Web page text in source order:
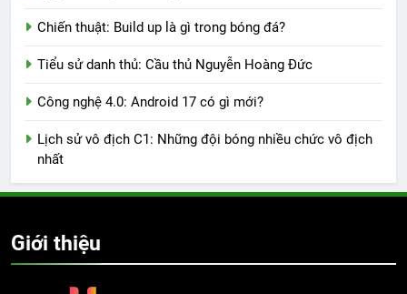
Chiến thuật: Build up là gì trong bóng đá?
Tiểu sử danh thủ: Cầu thủ Nguyễn Hoàng Đức
Công nghệ 4.0: Android 17 có gì mới?
Lịch sử vô địch C1: Những đội bóng nhiều chức vô địch
nhất
Giới thiệu